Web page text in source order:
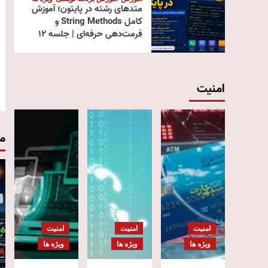
متدهای رشته در پایتون؛ آموزش
کامل String Methods و
فرمت‌دهی حرفه‌ای | جلسه ۱۲
امنیت
امنیت
ویژه ها
امنیت
ویژه ها
امنیت
ویژه ها